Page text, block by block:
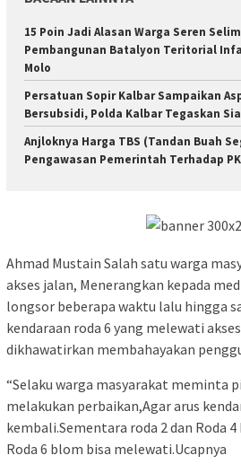
15 Poin Jadi Alasan Warga Seren
Pembangunan Batalyon Teritorial
Molo
Persatuan Sopir Kalbar Sampaikan
Bersubsidi, Polda Kalbar Tegaskan
Anjloknya Harga TBS (Tandan Buah
Pengawasan Pemerintah Terhadap
Ahmad Mustain Salah satu warga
akses jalan, Menerangkan kepada
longsor beberapa waktu lalu hingga
kendaraan roda 6 yang melewati
dikhawatirkan membahayakan
“Selaku warga masyarakat meminta
melakukan perbaikan,Agar arus
kembali.Sementara roda 2 dan Roda
Roda 6 blom bisa melewati.Ucapnya